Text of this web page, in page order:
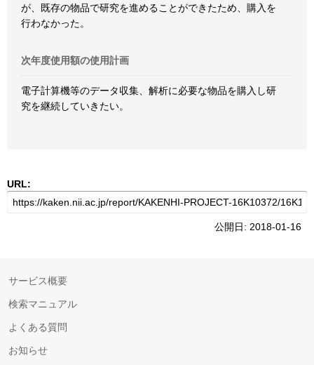
が、既存の物品で研究を進めることができたため、購入を
行わなかった。
次年度使用額の使用計画
電子計算機等のデータ収集、解析に必要な物品を購入し研
究を継続していきたい。
URL:
公開日: 2018-01-16
サービス概要
検索マニュアル
よくある質問
お知らせ